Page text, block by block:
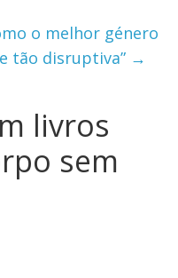
o melhor género
tão disruptiva” →
livros
sem